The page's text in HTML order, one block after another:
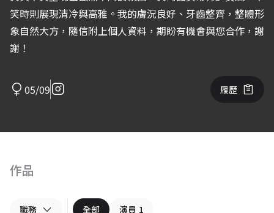
笑時則展現清冷與高雅。我的膚況良好、牙齒整齊，整體形
象自然大方，隨信附上個人資料，期盼有機會與您合作，謝
謝！
05/09 履歷
作品
職務 全部 演員 1